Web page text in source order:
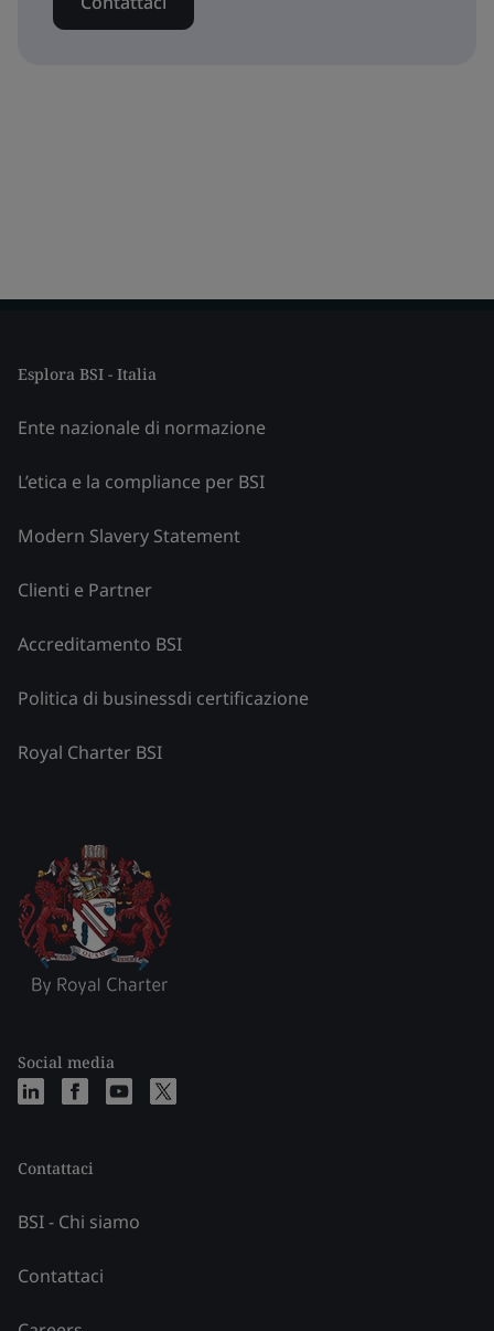
Esplora BSI - Italia
Ente nazionale di normazione
L’etica e la compliance per BSI
Modern Slavery Statement
Clienti e Partner
Accreditamento BSI
Politica di businessdi certificazione
Royal Charter BSI
Social media
Contattaci
BSI - Chi siamo
Contattaci